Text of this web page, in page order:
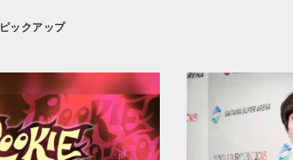
ピックアップ